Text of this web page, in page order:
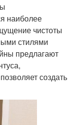
наиболее
чистоты
стилями
предлагают
создать